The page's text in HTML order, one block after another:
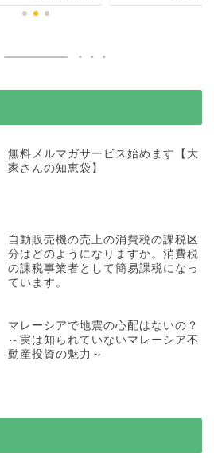
無料メルマガサービス始めます【大
家さんの知恵袋】
自動販売機の売上の消費税の課税区
分はどのようになりますか。消費税
の課税事業者として簡易課税になっ
ています。
マレーシアで地震の心配はないの？
～実は知られていないマレーシア不
動産投資の魅力～